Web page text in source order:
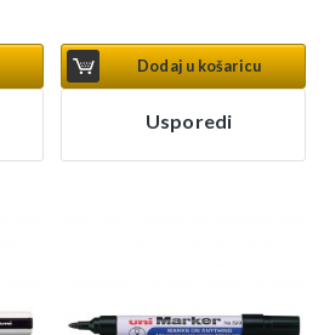
Dodaj u košaricu
Usporedi